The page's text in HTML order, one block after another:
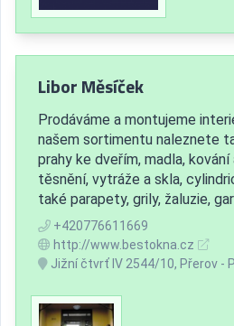
Libor Měsíček
Prodáváme a montujeme
našem sortimentu naleznete
prahy ke dveřím, madla,
těsnění, vytráže a skla,
také parapety, grily, žaluzie,
+420776611669
http://www.bestokna.cz
Jižní čtvrť IV 2544/10, Přerov -